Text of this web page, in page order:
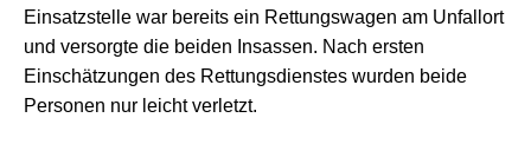
Einsatzstelle war bereits ein Rettungswagen am Unfallort
und versorgte die beiden Insassen. Nach ersten
Einschätzungen des Rettungsdienstes wurden beide
Personen nur leicht verletzt.